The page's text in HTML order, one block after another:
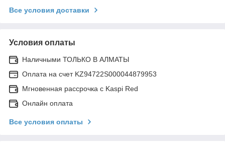
Все условия доставки
Условия оплаты
Наличными ТОЛЬКО В АЛМАТЫ
Оплата на счет KZ94722S000044879953
Мгновенная рассрочка с Kaspi Red
Онлайн оплата
Все условия оплаты